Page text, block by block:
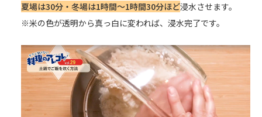
夏場は30分・冬場は1時間～1時間30分ほど浸水させます。
※米の色が透明から真っ白に変われば、浸水完了です。